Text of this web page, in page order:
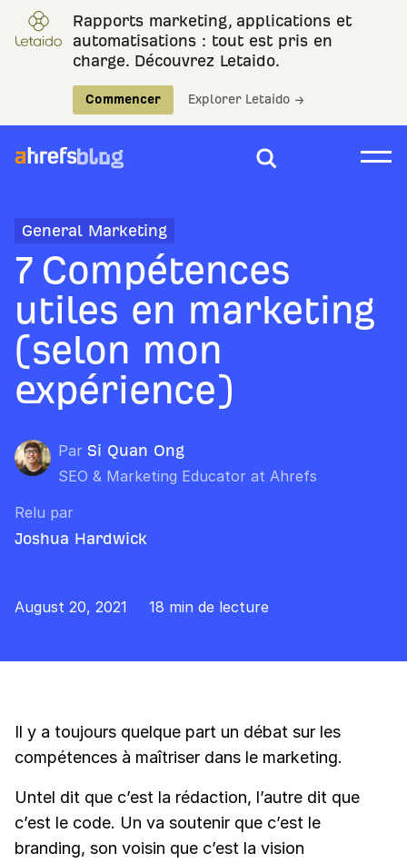
Rapports marketing, applications et
automatisations : tout est pris en
charge. Découvrez Letaido.
Commencer Explorer Letaido →
General Marketing
7 Compétences
utiles en marketing
(selon mon
expérience)
Par Si Quan Ong
SEO & Marketing Educator at Ahrefs
Relu par
Joshua Hardwick
August 20, 2021 18 min de lecture
Il y a toujours quelque part un débat sur les
compétences à maîtriser dans le marketing.
Untel dit que c’est la rédaction, l’autre dit que
c’est le code. Un va soutenir que c’est le
branding, son voisin que c’est la vision